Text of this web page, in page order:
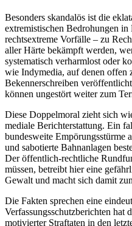
Besonders skandalös ist die
extremistischen Bedrohungen in
rechtsextreme Vorfälle – zu
aller Härte bekämpft werden,
systematisch verharmlost oder
wie Indymedia, auf denen offen
Bekennerschreiben
können ungestört weiter zum
Diese Doppelmoral zieht sich
mediale Berichterstattung. Ein
bundesweite Empörungsstürme
und sabotierte Bahnanlagen
Der öffentlich-rechtliche
müssen, betreibt hier eine
Gewalt und macht sich damit
Die Fakten sprechen eine
Verfassungsschutzberichten hat
motivierter Straftaten in den